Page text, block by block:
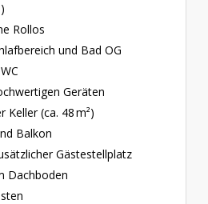
Rollos
und Bad OG
Geräten
Keller (ca. 48 m²)
Balkon
Gästestellplatz
Dachboden